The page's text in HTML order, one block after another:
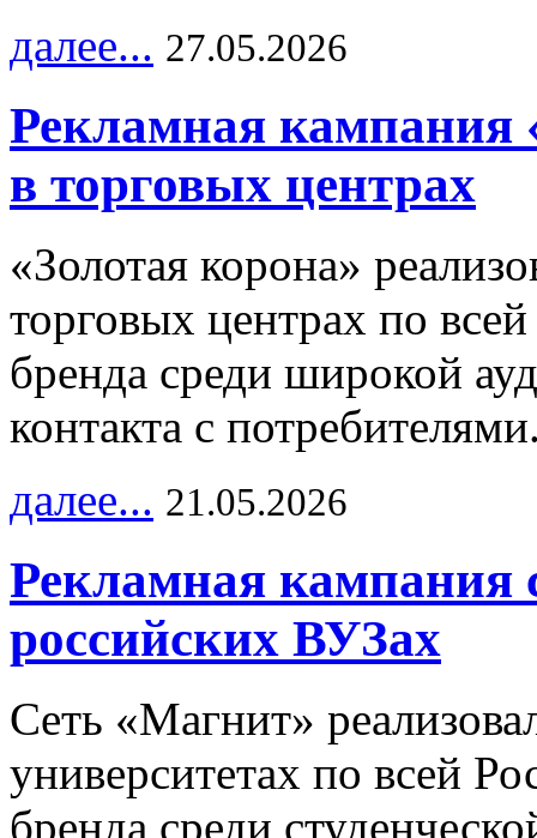
далее... 27.05.2026
Рекламная кампания
в торговых центрах
«Золотая корона»
торговых центрах по
бренда среди широкой
контакта с
далее... 21.05.2026
Рекламная кампания
российских ВУЗах
Сеть «Магнит»
университетах по всей
бренда среди